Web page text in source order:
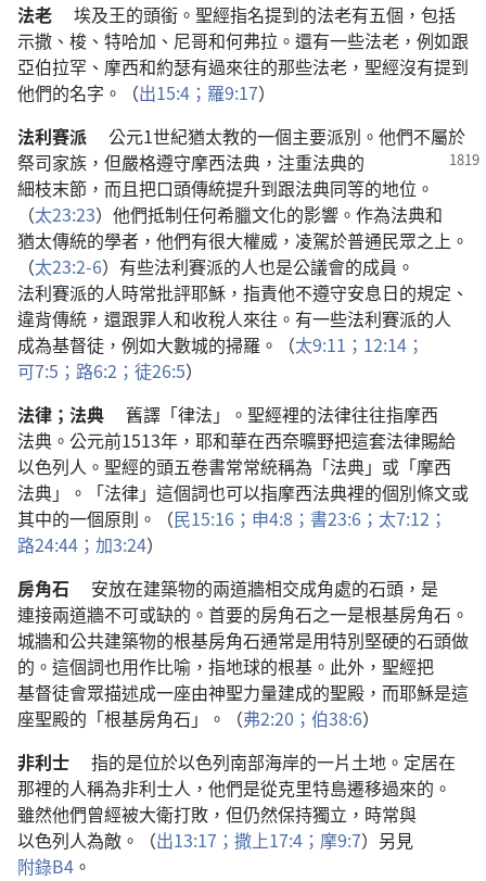
法老 埃及王的頭銜 。 聖經指名提到的法老有五個 ， 包括
示撒 、 梭 、 特哈加 、 尼哥和何弗拉 。 還有一些法老 ， 例如跟
亞伯拉罕 、 摩西和約瑟有過來往的那些法老 ， 聖經沒有提到
他們的名字 。（出15:4； 羅9:17）
法利賽派
公元1世紀猶太教的一個主要派別 。 他們不屬於
祭司家族 ， 但嚴格遵守摩西法典 ， 注重法典的
細枝末節 ， 而且把口頭傳統提升到跟法典同等的地位 。
（太23:23） 他們抵制任何希臘文化的影響 。 作為法典和
猶太傳統的學者 ， 他們有很大權威 ， 凌駕於普通民眾之上 。
（太23:2-6） 有些法利賽派的人也是公議會的成員 。
法利賽派的人時常批評耶穌 ， 指責他不遵守安息日的規定 、
違背傳統 ， 還跟罪人和收稅人來往 。 有一些法利賽派的人
成為基督徒 ， 例如大數城的掃羅 。（太9:11； 12:14；
可7:5； 路6:2； 徒26:5）
法律 ； 法典 舊譯 「律法 」。 聖經裡的法律往往指摩西
法典 。 公元前1513年 ， 耶和華在西奈曠野把這套法律賜給
以色列人 。 聖經的頭五卷書常常統稱為 「法典」 或 「摩西
法典」。「法律」 這個詞也可以指摩西法典裡的個別條文或
其中的一個原則 。（民15:16； 申4:8； 書23:6； 太7:12；
路24:44； 加3:24）
房角石
安放在建築物的兩道牆相交成角處的石頭 ， 是
連接兩道牆不可或缺的 。 首要的房角石之一是根基房角石 。
城牆和公共建築物的根基房角石通常是用特別堅硬的石頭做
的 。 這個詞也用作比喻 ， 指地球的根基 。 此外 ， 聖經把
基督徒會眾描述成一座由神聖力量建成的聖殿 ， 而耶穌是這
座聖殿的 「根基房角石 」。（弗2:20； 伯38:6）
非利士
指的是位於以色列南部海岸的一片土地 。 定居在
那裡的人稱為非利士人 ， 他們是從克里特島遷移過來的 。
雖然他們曾經被大衛打敗 ， 但仍然保持獨立 ， 時常與
以色列人為敵 。（出13:17； 撒上17:4； 摩9:7） 另 見
附錄B4 。